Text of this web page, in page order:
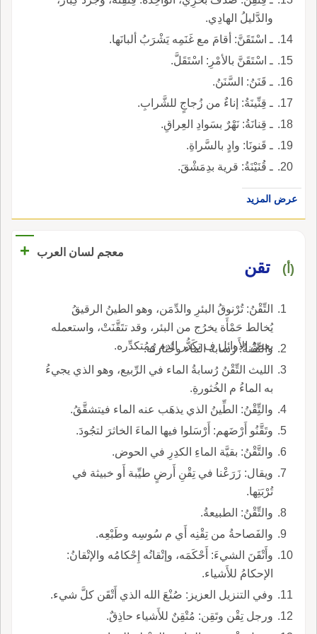
والدَّليلُ الهادِي.
ـ اسْتَقَنَّ: أقامَ مع غَنَمِه يَشْرَبُ ألبانَها.
ـ اسْتَقَنَّ بالأمْرِ: اسْتَقَلَّ.
ـ قَنَنُ: السَّنَنُ.
ـ قِنِّينَةُ: إناءٌ من زُجاجٍ للشَّرابِ.
ـ قِنانَةُ: نَهْرٌ بسَوادِ العِراقِ.
ـ قَنونَا: وادٍ بالسَّراةِ.
ـ قُنَيْنَةُ: قرية بدِمَشْقَ.
عرض المزيد
معجم لسان العرب +
(أ) تقن
التِّقْنُ: تُرْنوقُ البئرِ والدِّمَن، وهو الطينُ الرقيقُ
يُخالط حَمْأَة يخرُج من البئر، وقد تتَقَّنَتْ، واستعمله
بعضُ الأَوائل ف تكَدُّر الدم ومُتكدِّره.
والتِّقْنةُ: رُسابة الماء وخُثارتُه.
الليث التِّقْنُ رُسابةُ الماء في الرِّبيع، وهو الذي يجيءُ
به الماءُ م الخُثورةِ.
والتِِّقْنُ: الطِّينُ الذي يذهَب عنه الماء فيتشقَّقُ.
وتَقَّنُو أَرْضَهم: أَرْسَلوا فيها الماءَ الخاثرَ لتجُودَ.
والتَّقْنُ: بقيَّة الماءِ الكدِرِ في الحوض.
ويقال: زَرَعْنا في تِقْنِ أَرضٍ طيِّبة أَو خبيثة في
تُرْبَتِها.
والتِّقْنُ: الطبيعةُ.
والفَصاحةُ من تِقْنِه أَي م سُوسِه وطَبْعِه.
وأَتْقَنَ الشيءَ: أَحْكَمَه، وإتْقانُه إِحْكامُه والإتْقانُ:
الإحكامُ للأَشياء.
وفي التنزيل العزيز: صُنْعَ الله الذي أَتْقَن كلَّ شيء.
ورجل تِقْن وتَقِن: مُتْقِنٌ للأَشياء حاذِقٌ.